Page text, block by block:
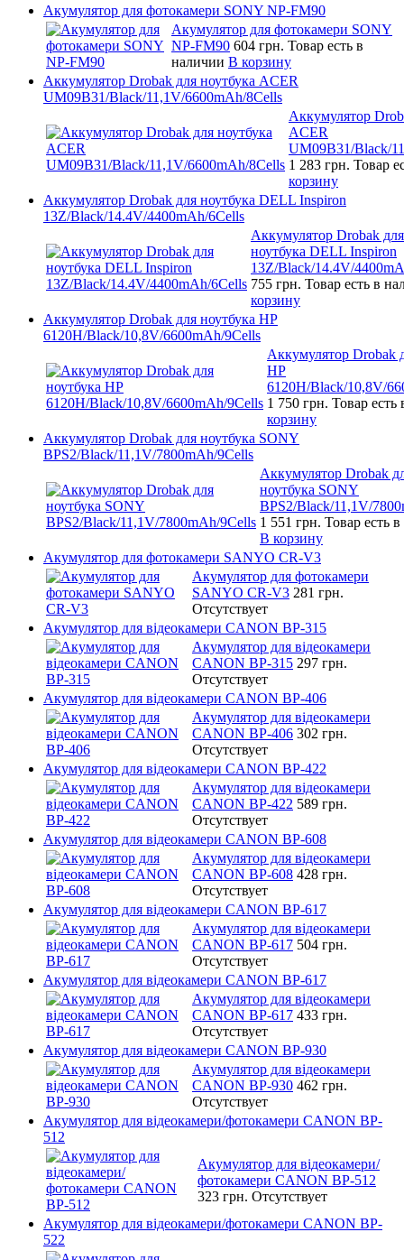
Акумулятор для фотокамери SONY NP-FM90
Акумулятор для фотокамери SONY
NP-FM90 604 грн. Товар есть в
наличии В корзину
Аккумулятор Drobak для ноутбука ACER
UM09B31/Black/11,1V/6600mAh/8Cells
Аккумулятор
ACER
UM09B31/Black/
1 283 грн. Товар
корзину
Аккумулятор Drobak для ноутбука DELL Inspiron
13Z/Black/14.4V/4400mAh/6Cells
Аккумулятор Drobak для
ноутбука DELL Inspiron
13Z/Black/14.4V/
755 грн. Товар есть в
корзину
Аккумулятор Drobak для ноутбука HP
6120H/Black/10,8V/6600mAh/9Cells
Аккумулятор Drobak
HP
6120H/Black/10,8V/
1 750 грн. Товар есть
корзину
Аккумулятор Drobak для ноутбука SONY
BPS2/Black/11,1V/7800mAh/9Cells
Аккумулятор Drobak
ноутбука SONY
BPS2/Black/11,1V/
1 551 грн. Товар есть
В корзину
Акумулятор для фотокамери SANYO CR-V3
Акумулятор для фотокамери
SANYO CR-V3 281 грн.
Отсутствует
Акумулятор для відеокамери CANON BP-315
Акумулятор для відеокамери
CANON BP-315 297 грн.
Отсутствует
Акумулятор для відеокамери CANON BP-406
Акумулятор для відеокамери
CANON BP-406 302 грн.
Отсутствует
Акумулятор для відеокамери CANON BP-422
Акумулятор для відеокамери
CANON BP-422 589 грн.
Отсутствует
Акумулятор для відеокамери CANON BP-608
Акумулятор для відеокамери
CANON BP-608 428 грн.
Отсутствует
Акумулятор для відеокамери CANON BP-617
Акумулятор для відеокамери
CANON BP-617 504 грн.
Отсутствует
Акумулятор для відеокамери CANON BP-617
Акумулятор для відеокамери
CANON BP-617 433 грн.
Отсутствует
Акумулятор для відеокамери CANON BP-930
Акумулятор для відеокамери
CANON BP-930 462 грн.
Отсутствует
Акумулятор для відеокамери/фотокамери CANON BP-
512
Акумулятор для відеокамери/
фотокамери CANON BP-512
323 грн. Отсутствует
Акумулятор для відеокамери/фотокамери CANON BP-
522